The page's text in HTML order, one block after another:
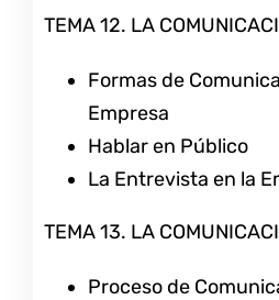
TEMA 12. LA
Formas de
Empresa
Hablar en Público
La Entrevista en la
TEMA 13. LA
Proceso de